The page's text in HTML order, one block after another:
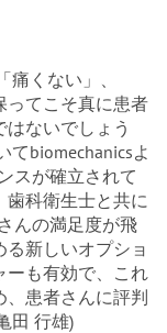
痛くない」、
ってこそ真に患者
ないでしょう
てbiomechanicsよ
スが確立されて
歯科衛生士と共に
んの満足度が飛
新しいオプショ
ーも有効で、これ
、患者さんに評判
田 行雄)